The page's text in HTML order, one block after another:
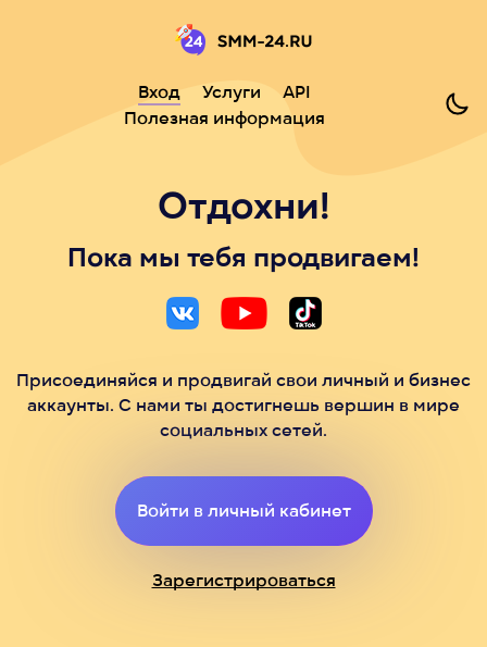
Вход Услуги
API
Полезная информация
Отдохни!
Пока мы тебя продвигаем!
Присоединяйся и продвигай свои личный и бизнес
аккаунты. С нами ты достигнешь вершин в мире
социальных сетей.
Войти в личный кабинет
Зарегистрироваться